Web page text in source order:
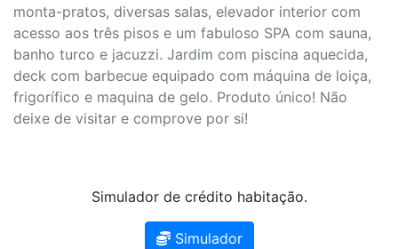
monta-pratos, diversas salas, elevador interior com
acesso aos três pisos e um fabuloso SPA com sauna,
banho turco e jacuzzi. Jardim com piscina aquecida,
deck com barbecue equipado com máquina de loiça,
frigorífico e maquina de gelo. Produto único! Não
deixe de visitar e comprove por si!
Simulador de crédito habitação.
Simulador